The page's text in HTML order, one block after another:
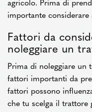
agricolo. Prima di
importante
Fattori da
noleggiare un
Prima di noleggiare un
fattori importanti da
fattori possono
che tu scelga il trattore